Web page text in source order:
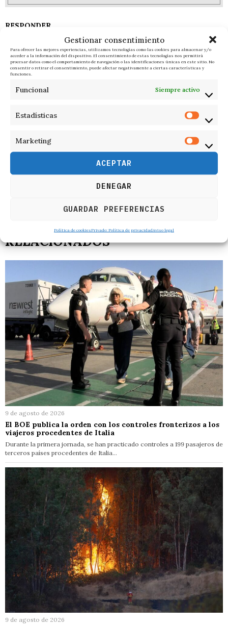
Gestionar consentimiento
Para ofrecer las mejores experiencias, utilizamos tecnologías como las cookies para almacenar y/o
acceder a la información del dispositivo. El consentimiento de estas tecnologías nos permitirá
procesar datos como el comportamiento de navegación o las identificaciones únicas en este sitio. No
consentir o retirar el consentimiento, puede afectar negativamente a ciertas características y
funciones.
Funcional Siempre activo
Estadísticas
Marketing
ACEPTAR
DENEGAR
GUARDAR PREFERENCIAS
Política de cookiesPrivado: Política de privacidadAviso legal
RESPONDER
RELACIONADOS
9 de agosto de 2026
El BOE publica la orden con los controles fronterizos a los
viajeros procedentes de Italia
Durante la primera jornada, se han practicado controles a 199 pasajeros de
terceros países procedentes de Italia…
9 de agosto de 2026